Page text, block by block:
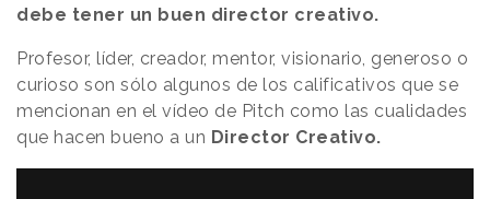
debe tener un buen director creativo.
Profesor, líder, creador, mentor, visionario, generoso o
curioso son sólo algunos de los calificativos que se
mencionan en el vídeo de Pitch como las cualidades
que hacen bueno a un Director Creativo.